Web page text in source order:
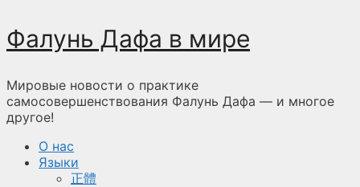
Перейти
к
Фалунь Дафа в мире
Мировые новости о практике
самосовершенствования Фалунь Дафа — и многое
другое!
О нас
Языки
正體